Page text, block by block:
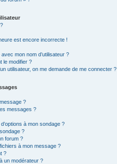
est encore incorrecte !
mon nom d’utilisateur ?
le modifier ?
utilisateur, on me demande de me connecter ?
?
messages ?
à mon sondage ?
?
forum ?
à mon message ?
?
un modérateur ?